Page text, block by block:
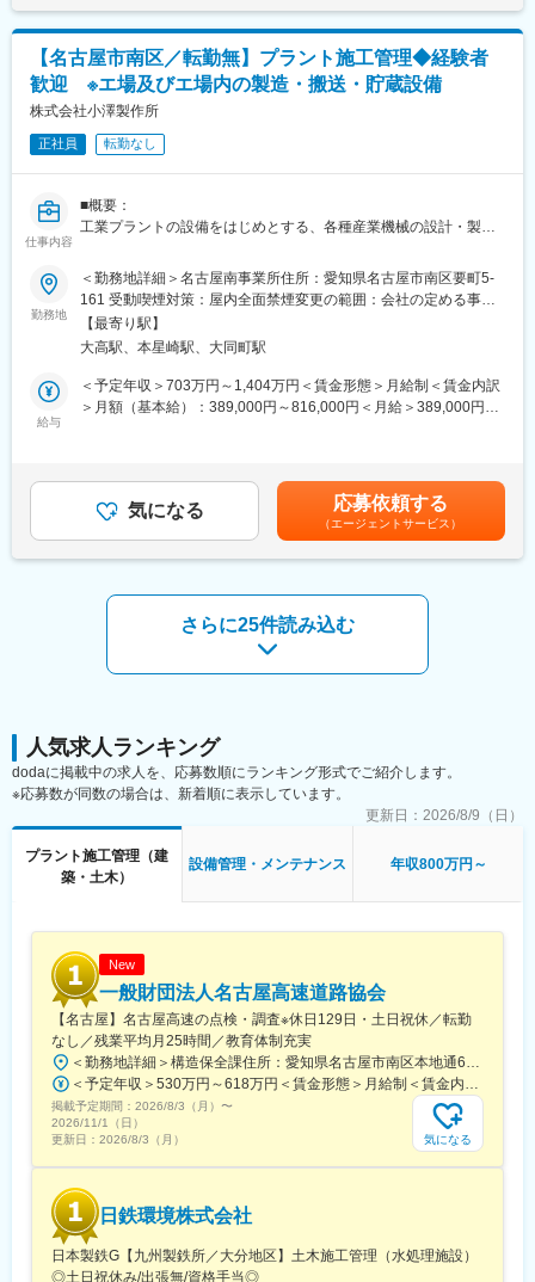
給されます）
・現状新設工事の部門が大阪にしかないため、転勤はありませ
ん。
・昨年度有給休暇平均取得日数：18.3日
・有給消化率：65％（プロジェクト間の有給消化を奨励！）
■組織構成
変更の範囲：会社の定める業務
ます。汚れて故障した状態をキレイにするのは大きな達成感とな
ります。
【仕事の魅力】
・創業50年の実績と技術力でお客様のご要望にお応えする提案力
が身につきます。
・設計～施工まで、一貫して携わることで幅広いスキルアップが
可能です。
・将来のキャリアパスが明確で成長環境は整っております。
・初年度前職給与保証いたします。
変更の範囲：会社の定める業務
【名古屋市南区／転勤無】プラント施工管理◆経験者
歓迎 ※エ場及びエ場内の製造・搬送・貯蔵設備
株式会社小澤製作所
正社員 転勤なし
仕事内容
■概要：
工業プラントの設備をはじめとする、各種産業機械の設計・製
理としてご活躍いただきます。
■業務詳細：
・依頼や仕様に基づいて機械・プラントの新設・メンテナンス工
事の施工管理（現場監督）をお任せします。お客様と工事進捗の
調整や報告を実施しながら協力会社従業員に設備設置や部品交換
の作業を指示し、工期の確認・調整を行います。
関する説得力も、信頼も増します。合わせて、「1分1秒でも早く
現場を稼働させたい！」という要望にどこまでお応えできるかを
ます。汚れて故障した状態をキレイにするのは大きな達成感とな
・創業50年の実績と技術力でお客様のご要望にお応えする提案力
可能です。
・将来のキャリアパスが明確で成長環境は整っております。
・初年度前職給与保証いたします。
変更の範囲：会社の定める業務
勤務地
＜勤務地詳細＞名古屋南事業所住所：愛知県名古屋市南区要町5-
161 受動喫煙対策：屋内全面禁煙変更の範囲：会社の定める事業
所【最寄り駅】
大高駅、本星崎駅、大同町駅
給与
＜予定年収＞703万円～1,404万円＜賃金形態＞月給制＜賃金内訳
＞月額（基本給）：389,000円～816,000円＜月給＞389,000円～
給＞賃金はあくまでも目安の金額であり、選考を通じて上下する
可能性があります。月給(月額)は固定手当を含めた表記です。
気になる 応募依頼する
（エージェントサービス）
さらに25件読み込む
人気求人ランキング
dodaに掲載中の求人を、応募数順にランキング形式でご紹介します。
※応募数が同数の場合は、新着順に表示しています。
更新日： 2026/8/9（日）
プラント施工管理（建
築・土木）
設備管理・メンテナンス 年収800万円～
New
一般財団法人名古屋高速道路協会
【名古屋】名古屋高速の点検・調査※休日129日・土日祝休／転勤
なし／残業平均月25時間／教育体制充実
＜勤務地詳細＞構造保全課住所：愛知県名古屋市南区本地通6-1-1 勤務地最寄駅：名古屋鉄道本線／本星崎駅受動喫煙対策：屋内全面禁煙変更の範囲：会社の定める事業所
＜予定年収＞530万円～618万円＜賃金形態＞月給制＜賃金内訳＞月額（基本給）：276,000円～294,000円＜月給＞276,000円～294,000円＜昇給有無＞有＜残業手当＞有＜給与補足＞※給与詳細は年齢・経験・資格を考慮した上で決定します。■昇給：年1回（平均15,677円※2025年） ■賞与：年2回（4.65ヶ月分※2025年）■年収例：530万円/25歳大卒（入社1年目）589万円/30歳大卒（入社後5年経過）618万円/35歳大卒（入社後10年経過）賃金はあくまでも目安の金額であり、選考を通じて上下する可能性があります。月給(月額)は固定手当を含めた表記です。
掲載予定期間： 2026/8/3（月） 〜
2026/11/1（日）
更新日： 2026/8/3（月） 気になる
日鉄環境株式会社
日本製鉄G【九州製鉄所／大分地区】土木施工管理（水処理施設）
◎土日祝休み/出張無/資格手当◎